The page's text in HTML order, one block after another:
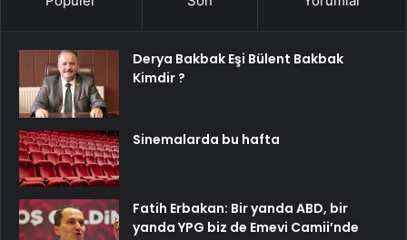
Derya Bakbak Eşi Bülent Bakbak
Kimdir ?
Sinemalarda bu hafta
Fatih Erbakan: Bir yanda ABD, bir
yanda YPG biz de Emevi Camii’nde